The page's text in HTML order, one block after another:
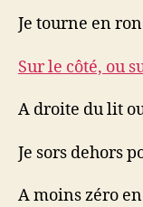
Je tourne en
Sur le côté, ou
A droite du lit
Je sors dehors
A moins zéro